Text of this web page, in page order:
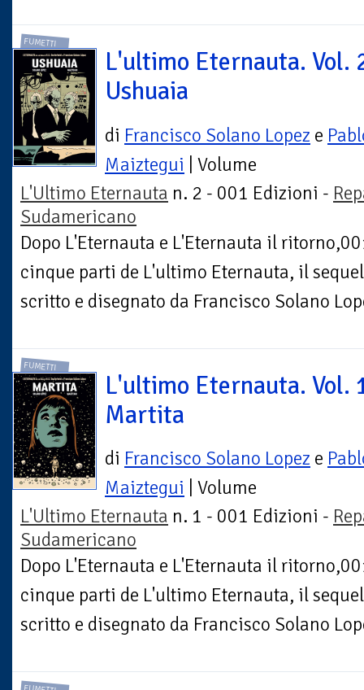
FUMETTI
L'ultimo Eternauta. Vol.
Ushuaia
di Francisco Solano Lopez e
Maiztegui | Volume
L'Ultimo Eternauta n. 2 - 001 Edizioni -
Sudamericano
Dopo L'Eternauta e L'Eternauta il
cinque parti de L'ultimo Eternauta, il
scritto e disegnato da Francisco Solano
FUMETTI
L'ultimo Eternauta. Vol.
Martita
di Francisco Solano Lopez e
Maiztegui | Volume
L'Ultimo Eternauta n. 1 - 001 Edizioni -
Sudamericano
Dopo L'Eternauta e L'Eternauta il
cinque parti de L'ultimo Eternauta, il
scritto e disegnato da Francisco Solano